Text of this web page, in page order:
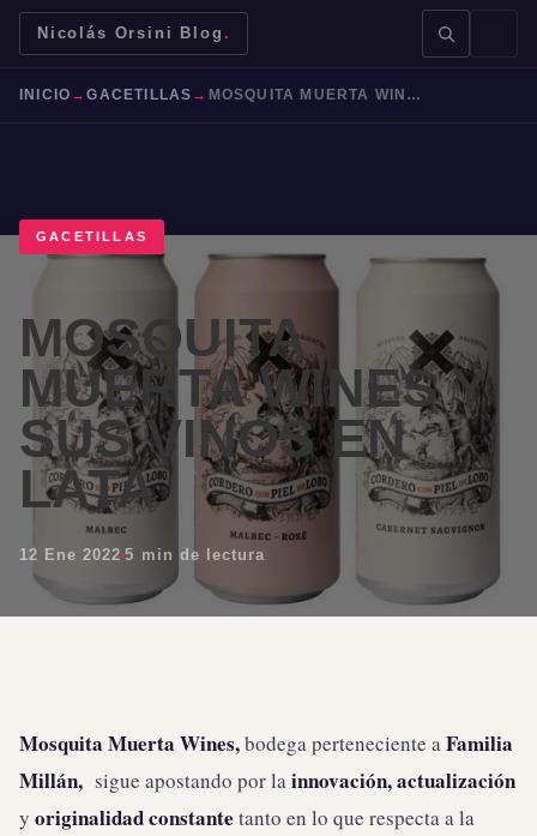
Nicolás Orsini Blog .
BUSCAR →
Mendoza Malbec Bodegas Jujuy
INICIO →GACETILLAS → MOSQUITA MUERTA WINES Y SUS VINOS EN LATA
GACETILLAS
MOSQUITA
MUERTA WINES Y
SUS VINOS EN
LATA
12 Ene 2022 5 min de lectura
Mosquita Muerta Wines,bodega perteneciente a Familia
Millán, sigue apostando por la innovación, actualización
y originalidad constante tanto en lo que respecta a la